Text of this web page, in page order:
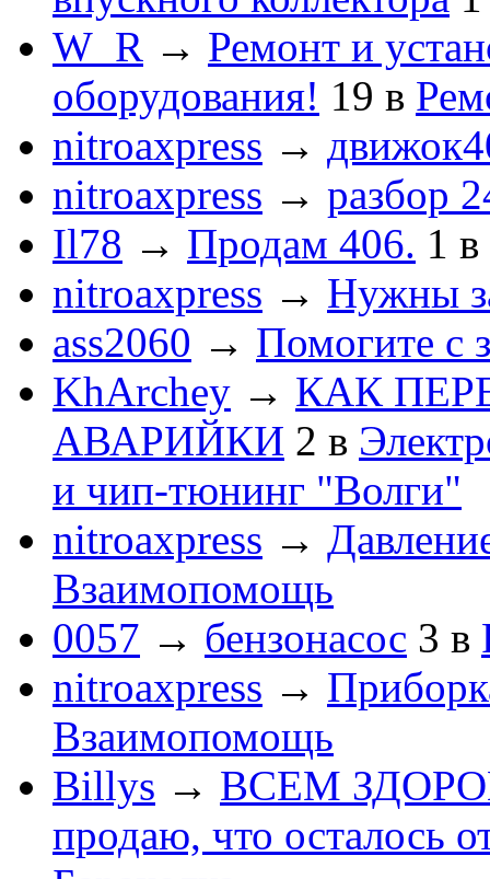
W_R → Ремонт и
оборудования! 19 в
nitroaxpress →
nitroaxpress → разбор
Il78 → Продам 406. 1 в
nitroaxpress → Нужны
ass2060 → Помогите с
KhArchey → КАК
АВАРИЙКИ 2 в
и чип-тюнинг "Волги"
nitroaxpress →
Взаимопомощь
0057 → бензонасос 3 в
nitroaxpress →
Взаимопомощь
Billys → ВСЕМ
продаю, что осталось